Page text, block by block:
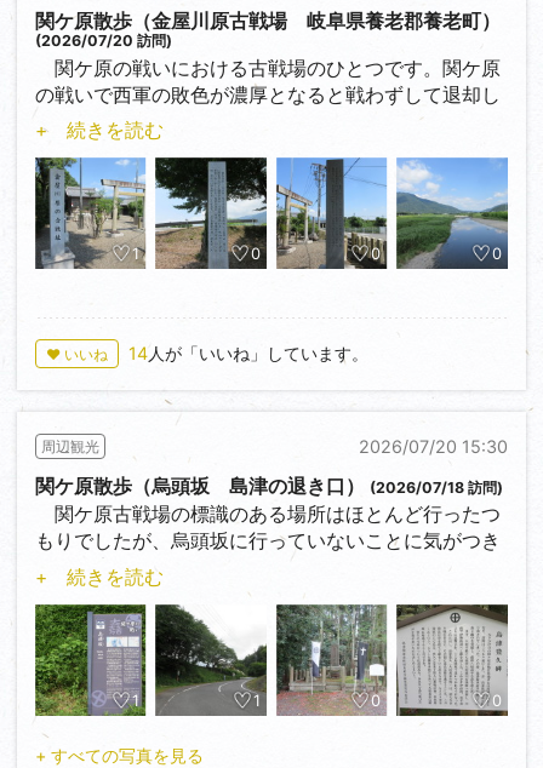
関ケ原散歩（金屋川原古戦場 岐阜県養老郡養老町）
(2026/07/20 訪問)
関ケ原の戦いにおける古戦場のひとつです。関ケ原
の戦いで西軍の敗色が濃厚となると戦わずして退却し
た毛利秀元・長曽我部盛親・長塚正家らを、東軍の徳
永寿昌・市橋長勝・横井時泰らが金屋川原付近で迎え
討ちました。この金屋河原の合戦で、東軍は侍81人、
雑兵63人の首を挙げたと伝えられています。
関ケ原の戦いで南宮山とその付近に布陣していた武
+ 続きを読む
1 0 0 0
♥ いいね 14人が「いいね」しています。
2026/07/20 15:30
周辺観光
関ケ原散歩（烏頭坂 島津の退き口） (2026/07/18 訪問)
関ケ原古戦場の標識のある場所はほとんど行ったつ
もりでしたが、烏頭坂に行っていないことに気がつき
行って来ました。
島津の退き口として伝わる関ケ原の戦いにおける島津
の撤退戦の舞台となった場所です。関ケ原の戦いで敗
色濃厚となった西軍の島津義弘の軍勢は敵中中央突破
をして薩摩への帰還を目指しました。島津隊を追撃し
た東軍の井伊直政・松平忠吉隊を島津豊久が殿とな
り、この場所で迎撃しました。この戦いで井伊直政、
松平忠吉は負傷し、井伊直政はこのときの傷がもとで
+ 続きを読む
1 1 0 0
+ すべての写真を見る